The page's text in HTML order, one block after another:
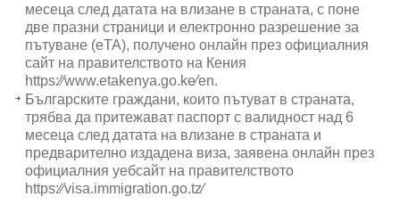
месеца след датата на влизане в страната, с поне
две празни страници и електронно разрешение за
пътуване (eTA), получено онлайн през официалния
сайт на правителството на Кения
https:∕∕www.etakenya.go.ke∕en.
Българските граждани, които пътуват в страната,
трябва да притежават паспорт с валидност над 6
месеца след датата на влизане в страната и
предварително издадена виза, заявена онлайн през
официалния уебсайт на правителството
https:∕∕visa.immigration.go.tz∕